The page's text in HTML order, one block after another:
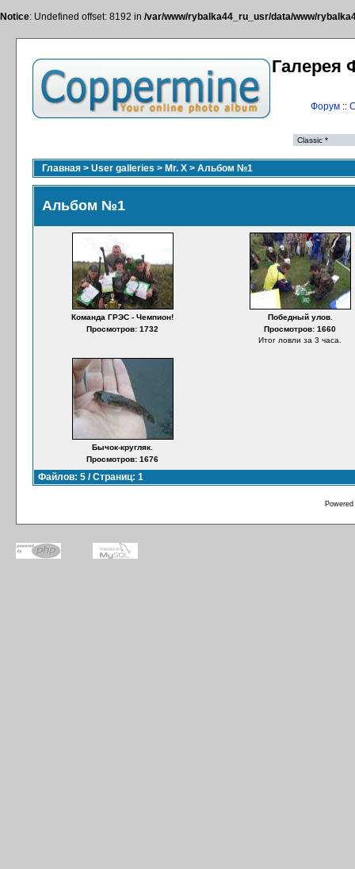
Notice: Undefined offset: 8192 in /var/www/rybalka44_ru_usr/data/www/
Галерея
Форум::
Главная > User galleries > Mr. X > Альбом №1
Альбом №1
Команда ГРЭС - Чемпион!
Просмотров: 1732
Победный улов.
Просмотров: 1660
Итог ловли за 3 часа.
Бычок-кругляк.
Просмотров: 1676
Файлов: 5 / Страниц: 1